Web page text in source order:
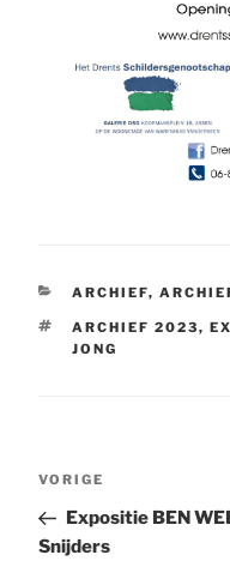
CATEGORIEËN
ARCHIEF,
TAGS
ARCHIEF 2023,
JONG
Bericht
Vorig
bericht
VORIGE
Expositie BEN
Snijders